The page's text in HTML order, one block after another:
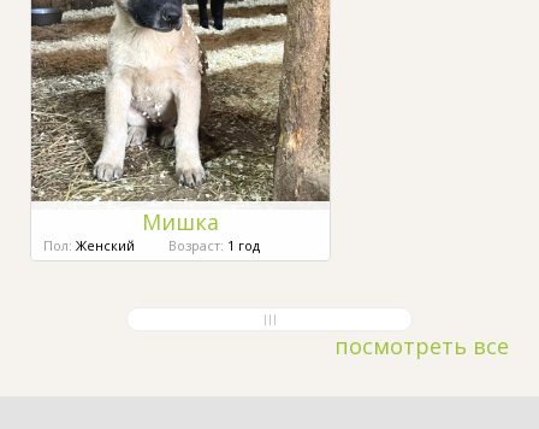
Мишка
Пол: Женский Возраст: 1 год
посмотреть все